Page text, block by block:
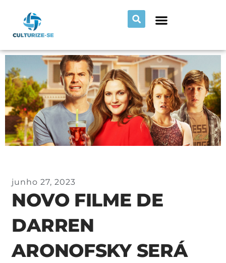
junho 27, 2023
NOVO FILME DE
DARREN
ARONOFSKY SERÁ